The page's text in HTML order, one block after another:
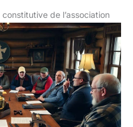
de l’association